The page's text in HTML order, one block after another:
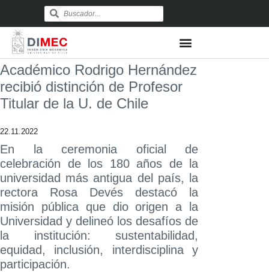
Académico Rodrigo Hernández
recibió distinción de Profesor
Titular de la U. de Chile
22.11.2022
En la ceremonia oficial de
celebración de los 180 años de la
universidad más antigua del país, la
rectora Rosa Devés destacó la
misión pública que dio origen a la
Universidad y delineó los desafíos de
la institución: sustentabilidad,
equidad, inclusión, interdisciplina y
participación.